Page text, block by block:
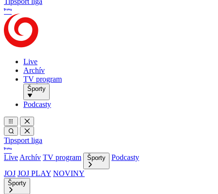
Live
Archív
TV program
Športy
Podcasty
Tipsport liga
Live Archív TV program Športy
Podcasty
JOJ JOJ PLAY NOVINY
Športy